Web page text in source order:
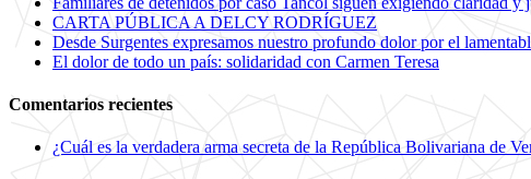
CARTA PÚBLICA A DELCY RODRÍGUEZ
Desde Surgentes expresamos nuestro profundo dolor por el
El dolor de todo un país: solidaridad con Carmen Teresa
Comentarios recientes
¿Cuál es la verdadera arma secreta de la República Bolivariana de